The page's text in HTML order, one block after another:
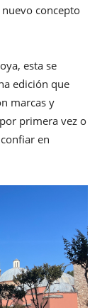
concepto
esta se
edición que
marcas y
primera vez o
en